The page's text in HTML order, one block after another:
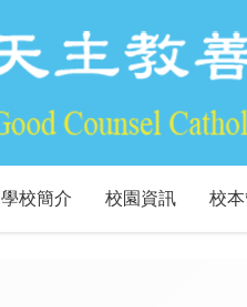
學校簡介 校園資訊 校